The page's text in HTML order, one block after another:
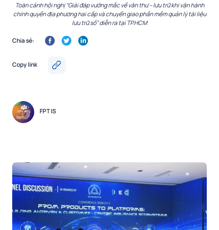
Toàn cảnh hội nghị “Giải đáp vướng mắc về văn thư – lưu trữ khi vận hành
chính quyền địa phương hai cấp và chuyển giao phần mềm quản lý tài liệu
lưu trữ số” diễn ra tại TP.HCM
Chia sẻ:
Copy link
FPT IS